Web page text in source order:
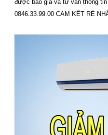
được báo giá và tư vấn thông
0846.33.99.00 CAM KẾT RẺ